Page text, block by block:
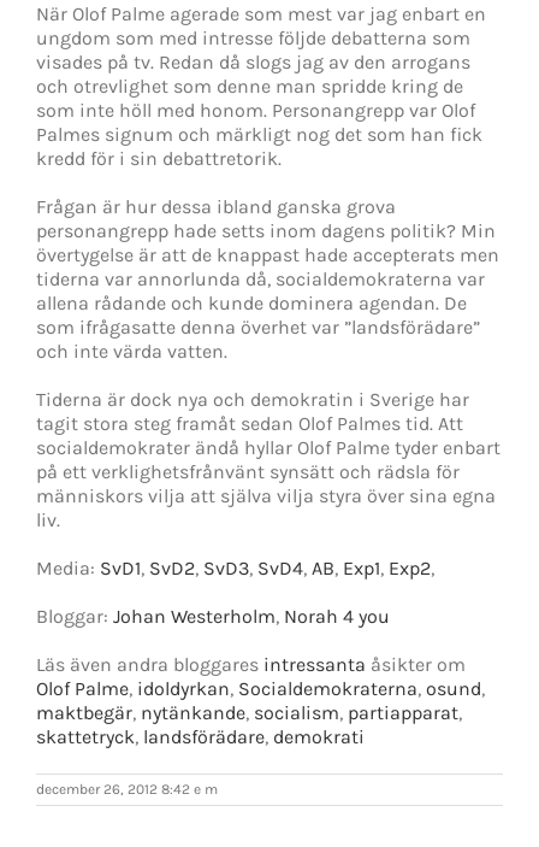
När Olof Palme agerade som mest var jag enbart en
ungdom som med intresse följde debatterna som
visades på tv. Redan då slogs jag av den arrogans
och otrevlighet som denne man spridde kring de
som inte höll med honom. Personangrepp var Olof
Palmes signum och märkligt nog det som han fick
kredd för i sin debattretorik.
Frågan är hur dessa ibland ganska grova
personangrepp hade setts inom dagens politik? Min
övertygelse är att de knappast hade accepterats men
tiderna var annorlunda då, socialdemokraterna var
allena rådande och kunde dominera agendan. De
som ifrågasatte denna överhet var ”landsförädare”
och inte värda vatten.
Tiderna är dock nya och demokratin i Sverige har
tagit stora steg framåt sedan Olof Palmes tid. Att
socialdemokrater ändå hyllar Olof Palme tyder enbart
på ett verklighetsfrånvänt synsätt och rädsla för
människors vilja att själva vilja styra över sina egna
liv.
Media: SvD1, SvD2, SvD3, SvD4, AB, Exp1, Exp2,
Bloggar: Johan Westerholm, Norah 4 you
Läs även andra bloggares intressanta åsikter om
Olof Palme, idoldyrkan, Socialdemokraterna, osund,
maktbegär, nytänkande, socialism, partiapparat,
skattetryck, landsförädare, demokrati
december 26, 2012 8:42 e m